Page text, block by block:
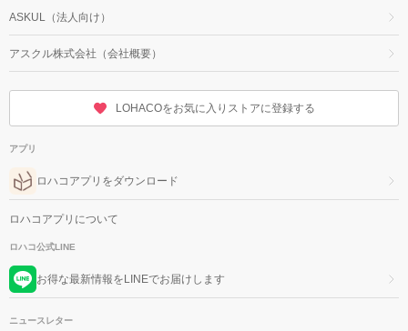
ASKUL（法人向け）
アスクル株式会社（会社概要）
LOHACOをお気に入りストアに登録する
アプリ
ロハコアプリをダウンロード
ロハコアプリについて
ロハコ公式LINE
お得な最新情報をLINEでお届けします
ニュースレター